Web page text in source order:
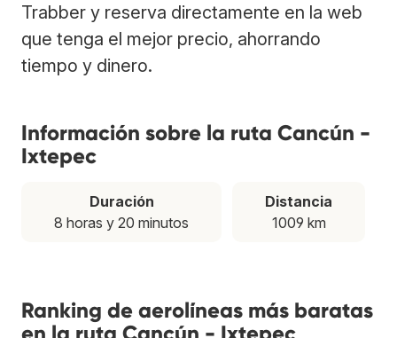
Trabber y reserva directamente en la web
que tenga el mejor precio, ahorrando
tiempo y dinero.
Información sobre la ruta Cancún -
Ixtepec
Duración
8 horas y 20 minutos
Distancia
1009 km
Ranking de aerolíneas más baratas